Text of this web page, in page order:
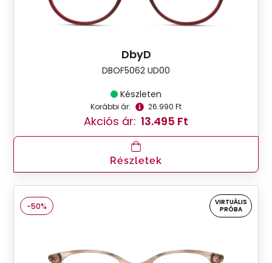
DbyD
DBOF5062 UD00
Készleten
Korábbi ár: 26.990 Ft
Akciós ár: 13.495 Ft
Részletek
-50%
VIRTUÁLIS
PRÓBA